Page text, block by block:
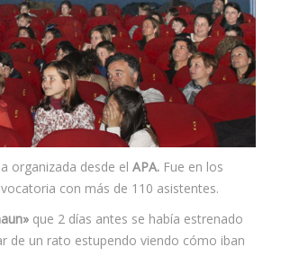
organizada desde el APA. Fue en los
con más de 110 asistentes.
que 2 días antes se había estrenado
de un rato estupendo viendo cómo iban